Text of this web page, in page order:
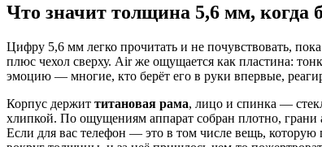
Что значит толщина 5,6 мм, когда
Цифру 5,6 мм легко прочитать и не почувствовать,
плюс чехол сверху. Air же ощущается как пластина:
эмоцию — многие, кто берёт его в руки впервые,
Корпус держит титановая рама, лицо и спинка —
хлипкой. По ощущениям аппарат собран плотно, грани
Если для вас телефон — это в том числе вещь, которую